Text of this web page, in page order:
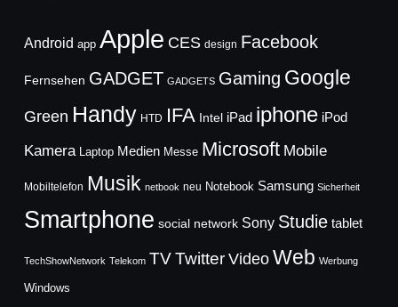
Android app Apple CES design Facebook
Fernsehen GADGET GADGETS Gaming Google
Green Handy HTD IFA Intel iPad iphone iPod
Kamera Laptop Medien Messe Microsoft Mobile
Mobiltelefon Musik netbook neu Notebook Samsung Sicherheit
Smartphone social network Sony Studie tablet
TechShowNetwork Telekom TVTwitter Video Web Werbung
Windows